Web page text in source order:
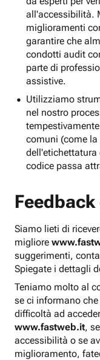
all'accessibilità.
miglioramenti
garantire che
condotti audit
parte di
assistive.
Utilizziamo
nel nostro
comuni (come
dell'etichettatura
codice passa
Siamo lieti di
migliore
suggerimenti,
Spiegate i dettagli
Teniamo molto al
se ci informano
difficoltà ad
www.fastweb.it,
accessibilità o se
miglioramento,